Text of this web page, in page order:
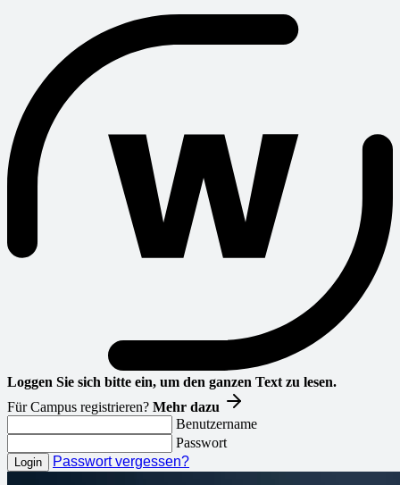
Loggen Sie sich bitte ein, um den ganzen Text zu lesen.
Für Campus registrieren? Mehr dazu
Benutzername
Passwort
Passwort vergessen?